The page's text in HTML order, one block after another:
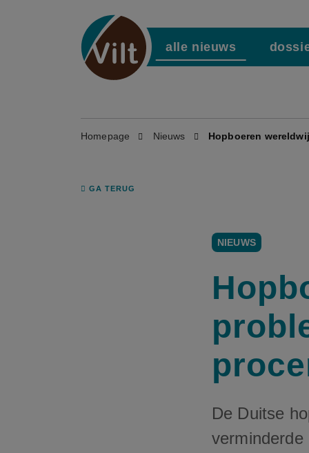
alle nieuws
Homepage Nieuws Hopboeren
GA TERUG
NIEUWS
De Duitse
verminderde